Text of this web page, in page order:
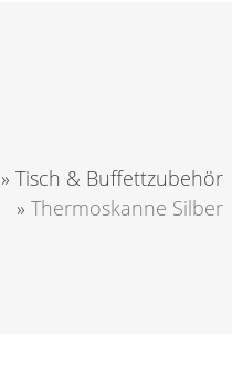
»Tisch & Buffettzubehör
»Thermoskanne Silber